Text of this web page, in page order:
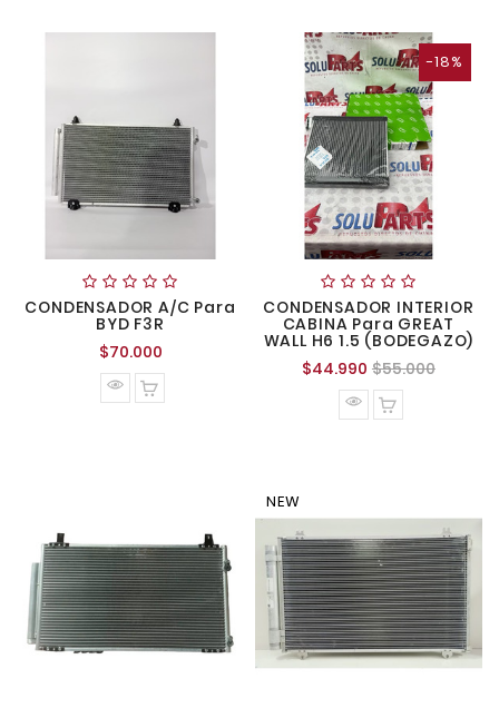
CONDENSADOR A/C Para
BYD F3R
$70.000Precio
normal
-18%
CONDENSADOR INTERIOR
CABINA Para GREAT
WALL H6 1.5 (BODEGAZO)
$44.990 Precio
normal
$55.000Precio
NEW